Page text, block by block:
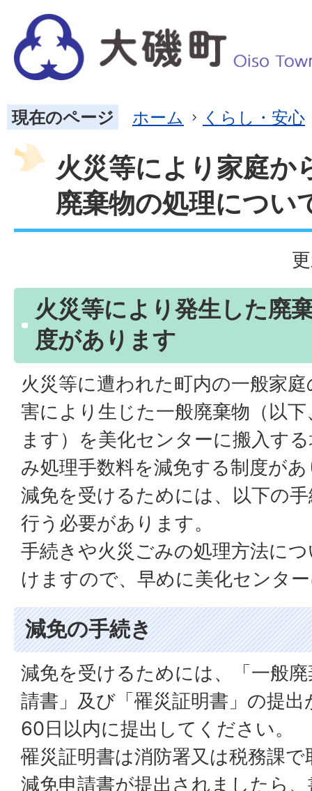
現在のページ ホーム くらし・安心
火災等により家庭か
廃棄物の処理につい
火災等により発生した廃
度があります
火災等に遭われた町内の一般家
害により生じた一般廃棄物（以
ます）を美化センターに搬入す
み処理手数料を減免する制度が
減免を受けるためには、以下の
行う必要があります。
手続きや火災ごみの処理方法に
けますので、早めに美化センタ
減免の手続き
減免を受けるためには、「一般
請書」及び「罹災証明書」の提
60日以内に提出してください。
罹災証明書は消防署又は税務課
減免申請書が提出されましたら